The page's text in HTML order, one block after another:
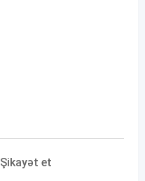
Şikayət et